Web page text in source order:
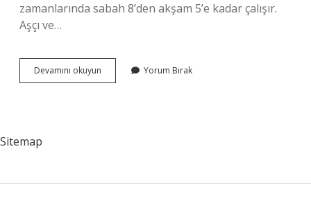
zamanlarında sabah 8’den akşam 5’e kadar çalışır.
Aşçı ve…
Devamını okuyun Gemide
Hangi
Yorum Bırak
Sitemap